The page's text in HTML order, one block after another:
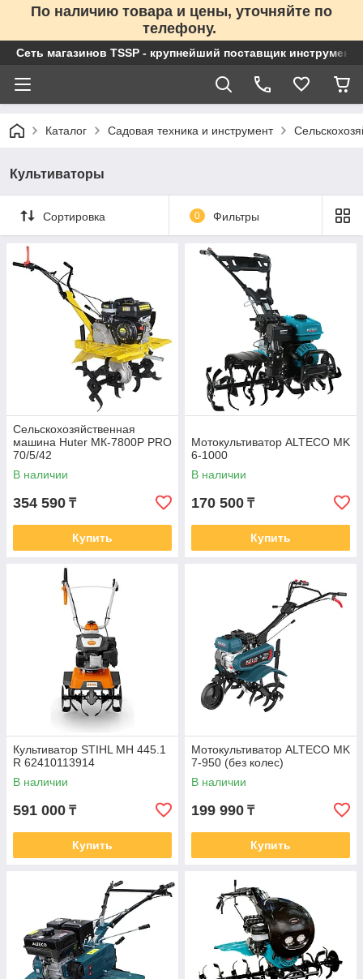
По наличию товара и цены, уточняйте по
телефону.
Сеть магазинов TSSP - крупнейший поставщик
Каталог Садовая техника и инструмент
Культиваторы
Сортировка 0 Фильтры
Сельскохозяйственная
машина Huter МК-7800P PRO
70/5/42
В наличии
354 590 ₸
Купить
Мотокультиватор ALTECO MK
6-1000
В наличии
170 500 ₸
Купить
Культиватор STIHL MH 445.1
R 62410113914
В наличии
591 000 ₸
Купить
Мотокультиватор ALTECO MK
7-950 (без колес)
В наличии
199 990 ₸
Купить